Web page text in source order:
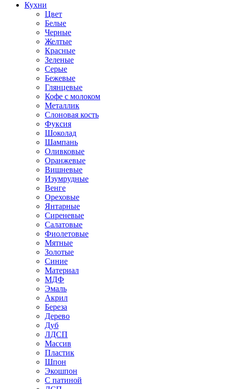
Кухни
Цвет
Белые
Черные
Желтые
Красные
Зеленые
Серые
Бежевые
Глянцевые
Кофе с молоком
Металлик
Слоновая кость
Фуксия
Шоколад
Шампань
Оливковые
Оранжевые
Вишневые
Изумрудные
Венге
Ореховые
Янтарные
Сиреневые
Салатовые
Фиолетовые
Мятные
Золотые
Синие
Материал
МДФ
Эмаль
Акрил
Береза
Дерево
Дуб
ЛДСП
Массив
Пластик
Шпон
Экошпон
С патиной